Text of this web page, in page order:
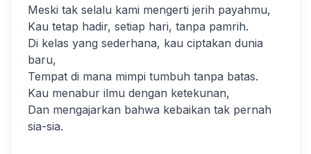
Meski tak selalu kami mengerti jerih payahmu,
Kau tetap hadir, setiap hari, tanpa pamrih.
Di kelas yang sederhana, kau ciptakan dunia
baru,
Tempat di mana mimpi tumbuh tanpa batas.
Kau menabur ilmu dengan ketekunan,
Dan mengajarkan bahwa kebaikan tak pernah
sia-sia.